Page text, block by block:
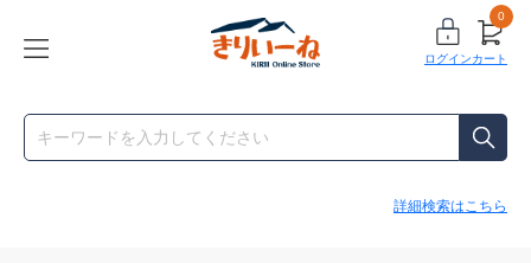
ログイン
0
カート
詳細検索はこちら